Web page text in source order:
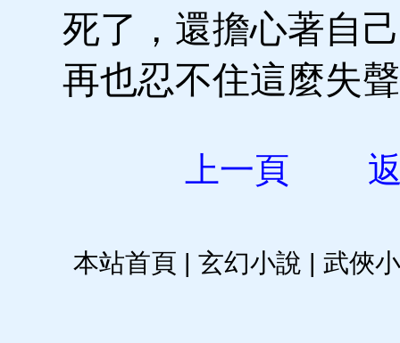
死了，還擔心著自
再也忍不住這麼
上一頁
本站首頁 | 玄幻小說 | 武俠